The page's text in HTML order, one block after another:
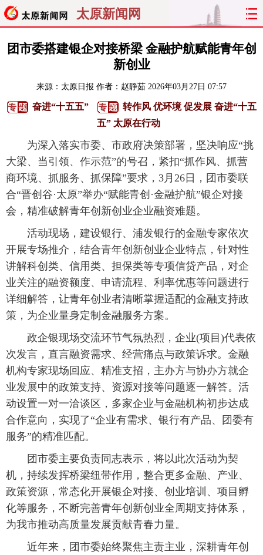
太原新闻网
首页 聚焦 太原 山西
纵横 曝光 综合 专题
看天下 晋月读 最太原 网罗民生
太原日报 太原晚报 热评 社区
团市委搭建银企对接桥梁 金融护航赋能青年创
新创业
来源： 太原日报 作者：赵静茹 2026年03月27日 07:57
奋进“十五五”
转作风 优环境 促发展 奋进“十五
五” 太原在行动
为深入落实市委、市政府决策部署，坚决响应“挑
大梁、当引领、作示范”的号召，紧扣“抓作风、抓营
商环境、抓服务、抓保障”要求，3月26日，团市委联
合“晋创谷·太原”举办“赋能青创·金融护航”银企对接
会，精准破解青年创新创业企业融资难题。
活动现场，建设银行、浦发银行的金融专家依次
开展专场推介，结合青年创新创业企业特点，针对性
讲解科创类、信用类、担保类等专项信贷产品，对企
业关注的融资额度、申请流程、利率优惠等问题进行
详细解答，让青年创业者清晰掌握适配的金融支持政
策，为企业量身定制金融服务方案。
政企银现场交流环节气氛热烈，企业(项目)代表依
次发言，直言融资需求、经营痛点与政策诉求。金融
机构专家现场回应、精准支招，主办方与协办方就企
业发展中的政策支持、资源对接等问题逐一解答。活
动设置一对一洽谈区，多家企业与金融机构初步达成
合作意向，实现了“企业有需求、银行有产品、团委有
服务”的精准匹配。
团市委主要负责同志表示，将以此次活动为契
机，持续发挥桥梁纽带作用，整合更多金融、产业、
政策资源，常态化开展银企对接、创业培训、项目孵
化等服务，不断完善青年创新创业全周期支持体系，
为我市推动高质量发展贡献青春力量。
近年来，团市委始终聚焦主责主业，深耕青年创